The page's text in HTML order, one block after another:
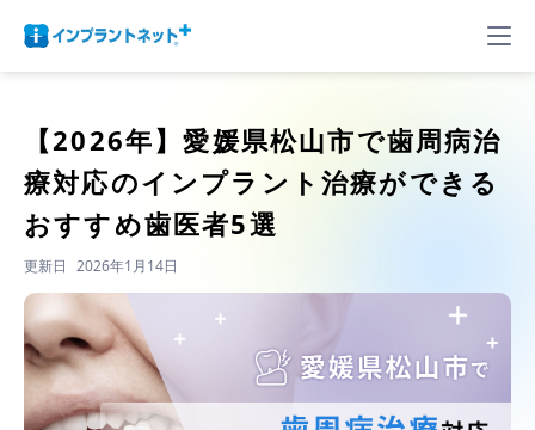
【2026年】愛媛県松山市で歯周病治
療対応のインプラント治療ができる
おすすめ歯医者5選
更新日 2026年1月14日